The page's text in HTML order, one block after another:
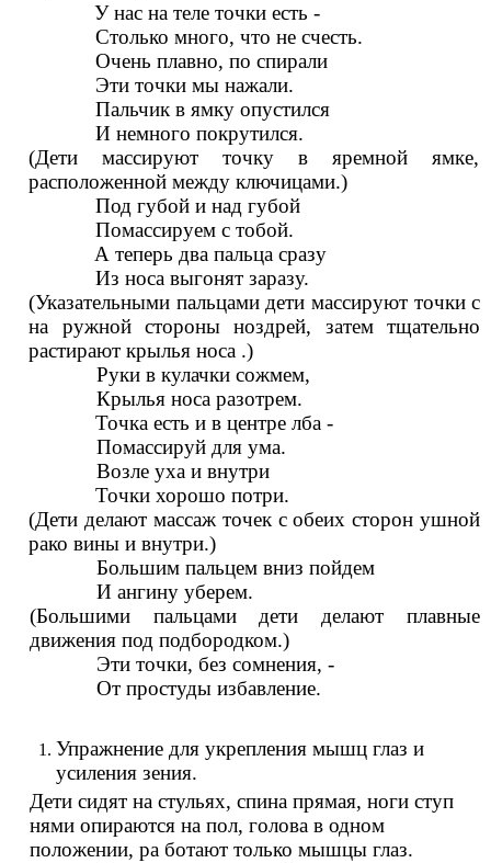
У нас на теле точки есть -
Столько много, что не счесть.
Очень плавно, по спирали
Эти точки мы нажали.
Пальчик в ямку опустился
И немного покрутился.
(Дети массируют точку в яремной ямке,
расположенной между ключицами.)
Под губой и над губой
Помассируем с тобой.
А теперь два пальца сразу
Из носа выгонят заразу.
(Указательными пальцами дети массируют точки с
на ружной стороны ноздрей, затем тщательно
растирают крылья носа .)
Руки в кулачки сожмем,
Крылья носа разотрем.
Точка есть и в центре лба -
Помассируй для ума.
Возле уха и внутри
Точки хорошо потри.
(Дети делают массаж точек с обеих сторон ушной
рако вины и внутри.)
Большим пальцем вниз пойдем
И ангину уберем.
(Большими пальцами дети делают плавные
движения под подбородком.)
Эти точки, без сомнения, -
От простуды избавление.
Упражнение для укрепления мышц глаз и
усиления зения.
Дети сидят на стульях, спина прямая, ноги ступ
нями опираются на пол, голова в одном
положении, ра ботают только мышцы глаз.